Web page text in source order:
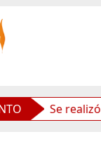
realizó la